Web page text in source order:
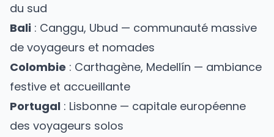
du sud
Bali : Canggu, Ubud — communauté massive
de voyageurs et nomades
Colombie : Carthagène, Medellín — ambiance
festive et accueillante
Portugal : Lisbonne — capitale européenne
des voyageurs solos